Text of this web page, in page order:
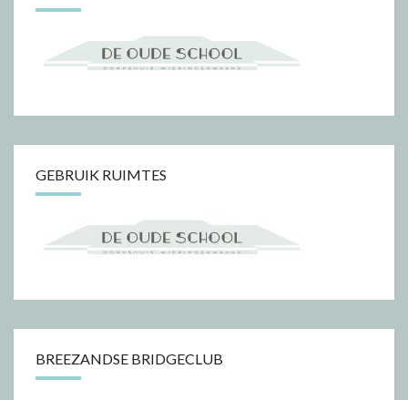
GEBRUIK RUIMTES
BREEZANDSE BRIDGECLUB